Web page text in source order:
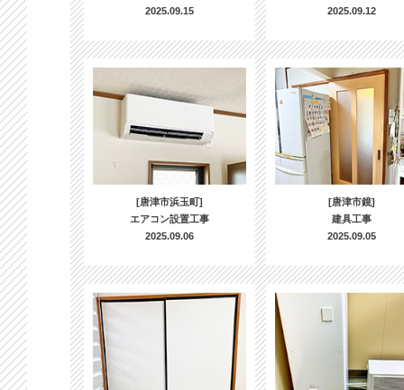
2025.09.15
2025.09.12
[唐津市浜玉町]
エアコン設置工事
2025.09.06
[唐津市鏡]
建具工事
2025.09.05